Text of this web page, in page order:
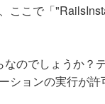
ここで「
なのでしょうか？
ションの実行が許